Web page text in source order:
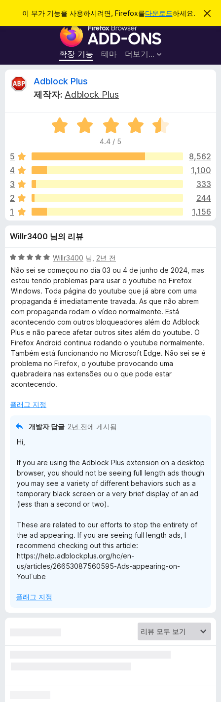
이 부가 기능을 사용하시려면, Firefox를다운로드하세요.
이
림
F
r
e
x
라
우
저
부
기
능
확장 기능 테마 더보기…
로그인
A
l
o
c
k
P
l
u
s
에
대
한
리
Adblock Plus
제작자: Adblock Plus
5
점
점
4
4
4.4 / 5
5
8,562
4
1,100
3
333
2
244
1
1,156
Willr3400 님의 리뷰
5
점
만
점
에
5
점
Willr3400 님, 2년 전
Não sei se começou no dia 03 ou 4 de junho de 2024, mas
estou tendo problemas para usar o youtube no Firefox
Windows. Toda página do youtube que já abre com uma
propaganda é imediatamente travada. As que não abrem
com propaganda rodam o vídeo normalmente. Está
acontecendo com outros bloqueadores além do Adblock
Plus e não parece afetar outros sites além do youtube. O
Firefox Android continua rodando o youtube normalmente.
Também está funcionando no Microsoft Edge. Não sei se é
problema no Firefox, o youtube provocando uma
quebradeira nas extensões ou o que pode estar
acontecendo.
플래그 지정
개발자 답글 2년 전에 게시됨
Hi,
If you are using the Adblock Plus extension on a desktop
browser, you should not be seeing full length ads though
you may see a variety of different behaviors such as a
temporary black screen or a very brief display of an ad
(less than a second or two).
These are related to our efforts to stop the entirety of
the ad appearing. If you are seeing full length ads, I
recommend checking out this article:
https://help.adblockplus.org/hc/en-
us/articles/26653087560595-Ads-appearing-on-
YouTube
플래그 지정